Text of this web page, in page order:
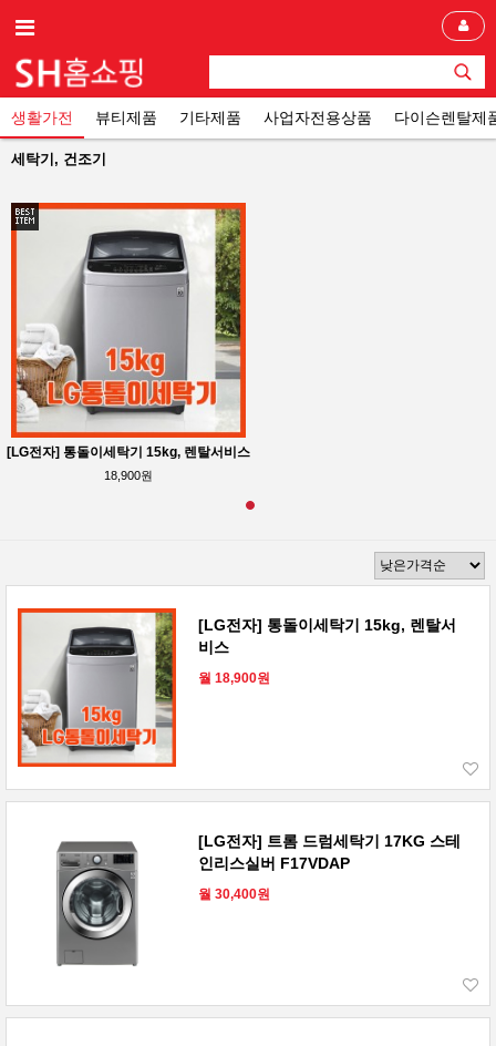
생활가전 뷰티제품 기타제품 사업자전용상품 다이슨렌탈제
세탁기, 건조기
[LG전자] 통돌이세탁기 15kg, 렌탈서비스
18,900원
[LG전자] 통돌이세탁기 15kg, 렌탈서
비스
월 18,900원
[LG전자] 트롬 드럼세탁기 17KG 스테
인리스실버 F17VDAP
월 30,400원